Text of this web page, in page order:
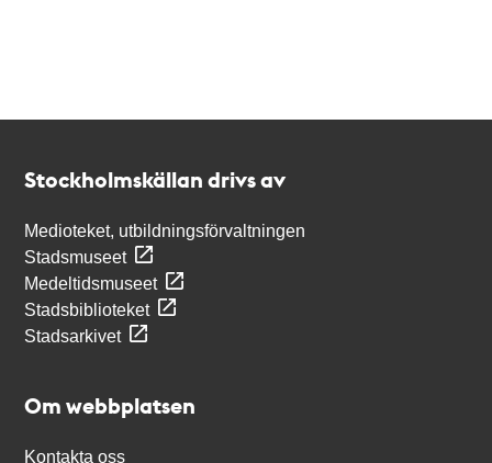
Stockholmskällan drivs av
Medioteket, utbildningsförvaltningen
Stadsmuseet
Medeltidsmuseet
Stadsbiblioteket
Stadsarkivet
Om webbplatsen
Kontakta oss